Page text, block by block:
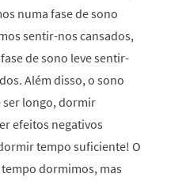
numa fase de sono
sentir-nos cansados,
de sono leve sentir-
Além disso, o sono
ser longo, dormir
efeitos negativos
tempo suficiente! O
dormimos, mas